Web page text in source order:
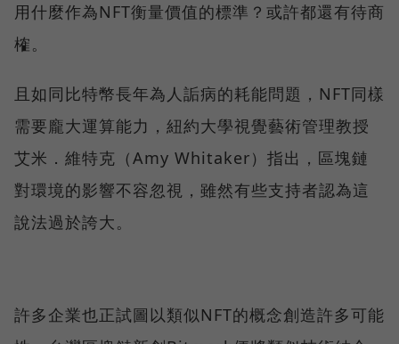
用什麼作為NFT衡量價值的標準？或許都還有待商
榷。
且如同比特幣長年為人詬病的耗能問題，NFT同樣
需要龐大運算能力，紐約大學視覺藝術管理教授
艾米．維特克（Amy Whitaker）指出，區塊鏈
對環境的影響不容忽視，雖然有些支持者認為這
說法過於誇大。
許多企業也正試圖以類似NFT的概念創造許多可能